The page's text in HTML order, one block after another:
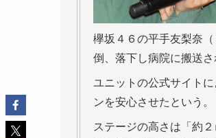
欅坂４６の平手友梨奈
倒、落下し病院に搬送さ
ユニットの公式サイト
ンを安心させたという。
ステージの高さは「約